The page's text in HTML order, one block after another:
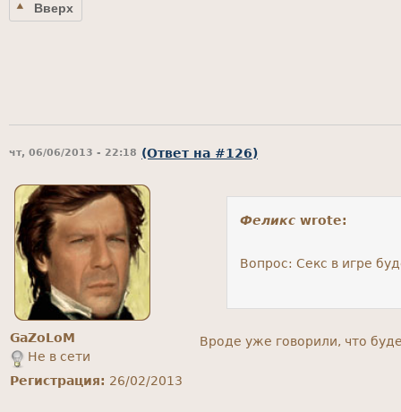
Вверх
чт, 06/06/2013 - 22:18 (Ответ на #126)
GaZoLoM
Не в сети
Регистрация: 26/02/2013
Феликс wrote:
Вопрос: Секс в игре
Вроде уже говорили, что